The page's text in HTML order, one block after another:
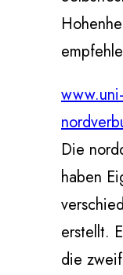
www.uni-
Die
haben
erstellt.
die